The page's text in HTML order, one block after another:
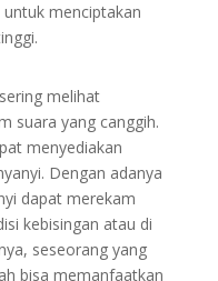
menciptakan
melihat
suara yang canggih.
menyediakan
Dengan adanya
dapat merekam
kebisingan atau di
seseorang yang
bisa memanfaatkan